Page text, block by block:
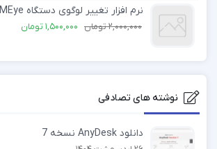
نرم افزار تغییر لوگوی دستگاه XMEye
2,000,000تومان 1,500,000 تومان
نوشته های تصادفی
دانلود AnyDesk نسخه 7